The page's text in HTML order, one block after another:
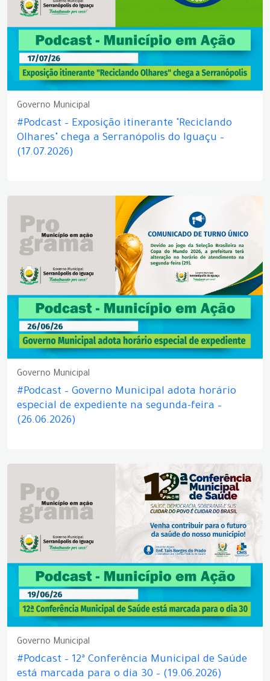
Governo Municipal
#Podcast – Exposição itinerante "Reciclando
Olhares" chega a Serranópolis do Iguaçu –
(17.07.2026)
Governo Municipal
#Podcast – Governo Municipal adota horário
especial de expediente na segunda-feira –
(26.06.2026)
Governo Municipal
#Podcast – 12ª Conferência Municipal de Saúde
está marcada para o dia 30 – (19.06.2026)